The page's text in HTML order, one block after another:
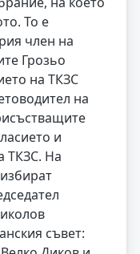
То е
член на
Грозьо
на ТКЗС
на
и
ТКЗС. На
съвет: